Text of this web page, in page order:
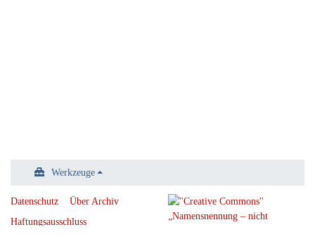
Werkzeuge
Datenschutz
Über Archiv
Haftungsausschluss